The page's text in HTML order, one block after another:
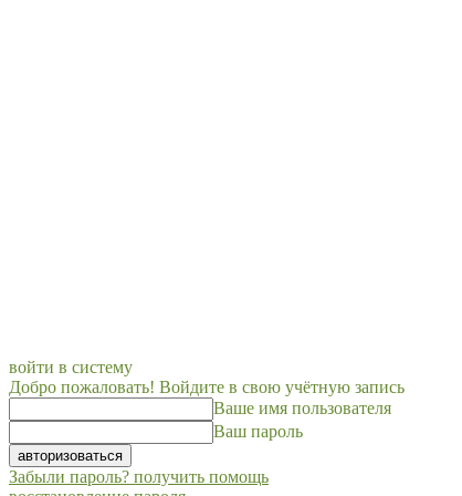
войти в систему
Добро пожаловать! Войдите в свою учётную запись
Ваше имя пользователя
Ваш пароль
Забыли пароль? получить помощь